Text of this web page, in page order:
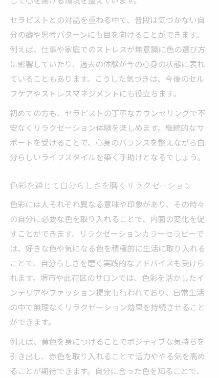
セラピストとの対話を重ねる中で、普段は気づかない自
分の癖や思考パターンにも目を向けることができます。
例えば、仕事や家庭でのストレスが無意識に色の選び方
に影響していたり、過去の体験が今の心身の状態に表れ
ていることもあります。こうした気づきは、今後のセル
フケアやストレスマネジメントにも役立ちます。
初めての方も、セラピストの丁寧なカウンセリングで不
安なくリラクゼーション体験を楽しめます。継続的なサ
ポートを受けることで、心身のバランスを整えながら自
分らしいライフスタイルを築く手助けとなるでしょう。
色彩を通じて自分らしさを磨くリラクゼーション
色彩には人それぞれ異なる意味や印象があり、その時々
の自分に必要な色を取り入れることで、内面の変化を促
すことができます。リラクゼーションカラーセラピーで
は、好きな色や気になる色を積極的に生活に取り入れる
ことで、自分らしさを磨く実践的なアドバイスも受けら
れます。堺市や此花区のサロンでは、色彩を活かしたイ
ンテリアやファッション提案も行われており、日常生活
の中で無理なくリラクゼーション効果を持続させること
ができます。
例えば、黄色を身につけることでポジティブな気持ちを
引き出し、赤色を取り入れることで活力ややる気を高め
ることが期待できます。自分に合った色を知ることで、